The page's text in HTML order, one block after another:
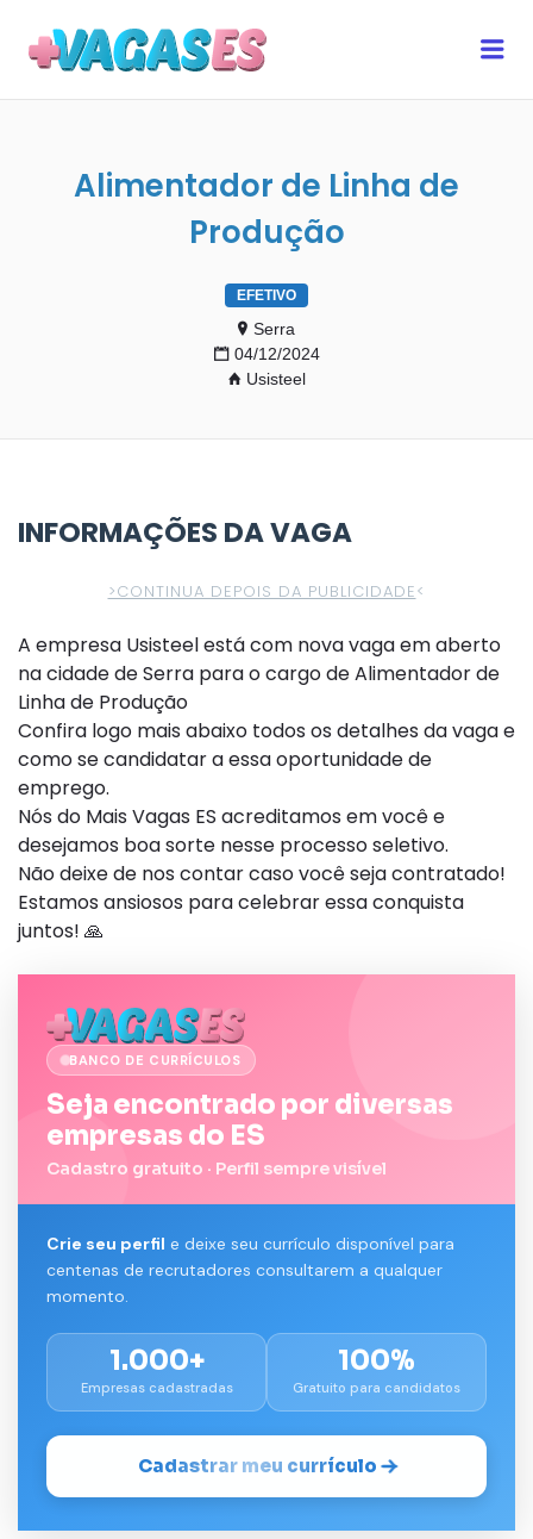
Alimentador de Linha de
Produção
EFETIVO
Serra
04/12/2024
Usisteel
INFORMAÇÕES DA VAGA
>CONTINUA DEPOIS DA PUBLICIDADE<
A empresa Usisteel está com nova vaga em aberto
na cidade de Serra para o cargo de Alimentador de
Linha de Produção
Confira logo mais abaixo todos os detalhes da vaga e
como se candidatar a essa oportunidade de
emprego.
Nós do Mais Vagas ES acreditamos em você e
desejamos boa sorte nesse processo seletivo.
Não deixe de nos contar caso você seja contratado!
Estamos ansiosos para celebrar essa conquista
juntos! 🙏
BANCO DE CURRÍCULOS
Seja encontrado por diversas
empresas do ES
Cadastro gratuito · Perfil sempre visível
Crie seu perfil e deixe seu currículo disponível para
centenas de recrutadores consultarem a qualquer
momento.
1.000+
Empresas cadastradas
100%
Gratuito para candidatos
Cadastrar meu currículo